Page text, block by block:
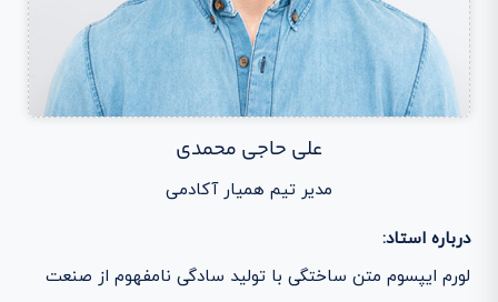
علی حاجی محمدی
مدیر تیم همیار آکادمی
درباره استاد:
لورم ایپسوم متن ساختگی با تولید سادگی نامفهوم از صنعت